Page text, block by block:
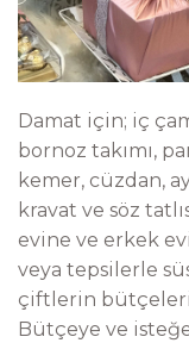
Damat için; iç
bornoz takımı,
kemer, cüzdan,
kravat ve söz
evine ve erkek
veya tepsilerle
çiftlerin bütçeleri
Bütçeye ve